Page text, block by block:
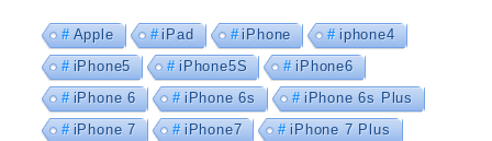
Apple iPad iPhone
iphone4
iPhone5
iPhone5S
iPhone6
iPhone 6
iPhone 6s
iPhone 6s Plus
iPhone 7
iPhone7
iPhone 7 Plus